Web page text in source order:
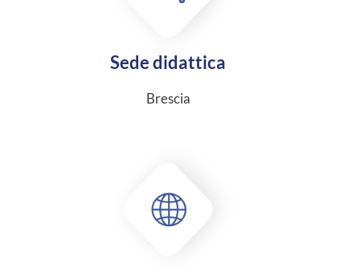
Sede didattica
Brescia